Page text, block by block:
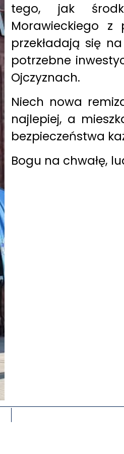
tego, jak
Morawieckiego z
przekładają się
potrzebne
Ojczyznach.
Niech nowa
najlepiej, a
bezpieczeństwa
Bogu na chwałę,